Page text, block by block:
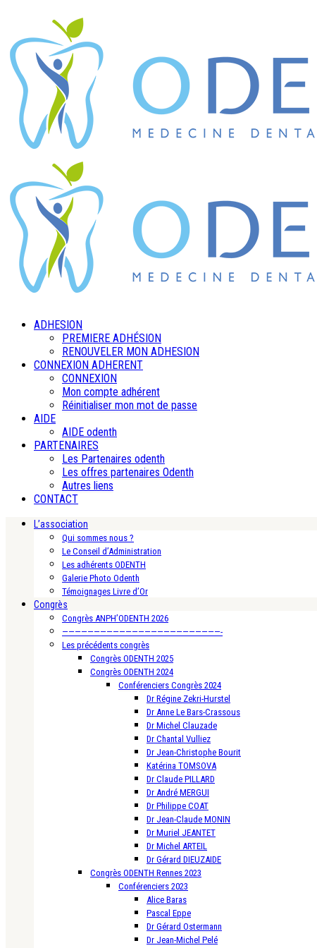
ADHESION
PREMIERE ADHÉSION
RENOUVELER MON ADHESION
CONNEXION ADHERENT
CONNEXION
Mon compte adhérent
Réinitialiser mon mot de passe
AIDE
AIDE odenth
PARTENAIRES
Les Partenaires odenth
Les offres partenaires Odenth
Autres liens
CONTACT
L’association
Qui sommes nous ?
Le Conseil d’Administration
Les adhérents ODENTH
Galerie Photo Odenth
Témoignages Livre d’Or
Congrès
Congrès ANPH’ODENTH 2026
—————————————————————————-
Les précédents congrès
Congrès ODENTH 2025
Congrès ODENTH 2024
Conférenciers Congrès 2024
Dr Régine Zekri-Hurstel
Dr Anne Le Bars-Crassous
Dr Michel Clauzade
Dr Chantal Vulliez
Dr Jean-Christophe Bourit
Katérina TOMSOVA
Dr Claude PILLARD
Dr André MERGUI
Dr Philippe COAT
Dr Jean-Claude MONIN
Dr Muriel JEANTET
Dr Michel ARTEIL
Dr Gérard DIEUZAIDE
Congrès ODENTH Rennes 2023
Conférenciers 2023
Alice Baras
Pascal Eppe
Dr Gérard Ostermann
Dr Jean-Michel Pelé